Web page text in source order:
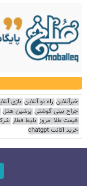
خبرآنلاین راه نو آنلاین بازی
جراح بینی گوشتی پرشین هتل
قیمت طلا امروز بلیط قطار
خرید اکانت chatgpt